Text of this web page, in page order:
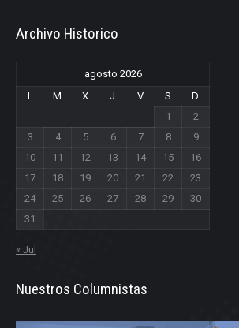
Archivo Historico
agosto 2026
L
M X J V S
D
1
2
3
4 5 6 7 8
9
10
11 12 13 14 15
16
17
18 19 20 21 22
23
24
25 26 27 28 29
30
31
« Jul
Nuestros Columnistas